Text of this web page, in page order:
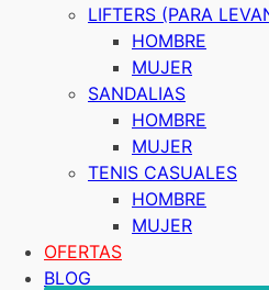
LIFTERS (PARA
HOMBRE
MUJER
SANDALIAS
HOMBRE
MUJER
TENIS CASUALES
HOMBRE
MUJER
OFERTAS
BLOG